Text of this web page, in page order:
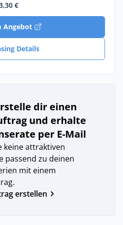
€
Angebot
Details
dir einen
und erhalte
per E-Mail
keine attraktiven
passend zu deinen
mit einem
erstellen